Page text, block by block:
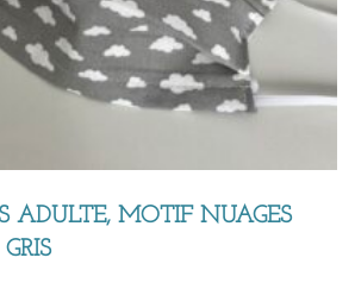
ADULTE, MOTIF NUAGES